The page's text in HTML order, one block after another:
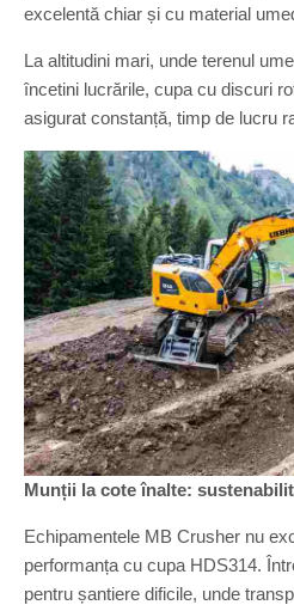
excelentă chiar și cu material
La altitudini mari, unde terenul
încetini lucrările, cupa cu discuri
asigurat constanță, timp de lucru
Munții la cote înalte:
Echipamentele MB Crusher nu
performanța cu cupa HDS314.
pentru șantiere dificile, unde